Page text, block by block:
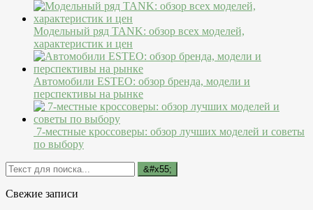
Модельный ряд TANK: обзор всех моделей,
характеристик и цен
Автомобили ESTEO: обзор бренда, модели и
перспективы на рынке
7-местные кроссоверы: обзор лучших моделей и советы
по выбору
Свежие записи